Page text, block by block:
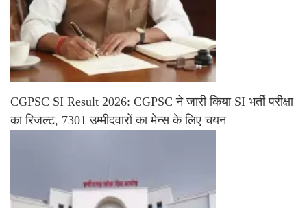
CGPSC SI Result 2026: CGPSC ने जारी किया SI भर्ती परीक्षा
का रिजल्ट, 7301 उम्मीदवारों का मेन्स के लिए चयन